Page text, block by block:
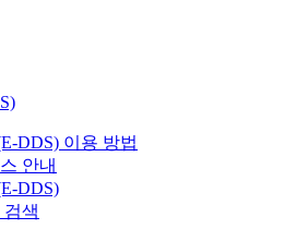
DDS) 이용 방법
안내
DDS)
색